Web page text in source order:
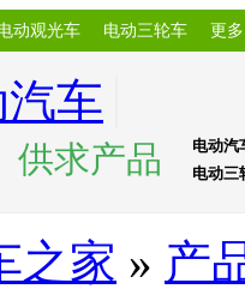
动观光车 电动三轮车 更多
车
供求产品
电动汽
电动三
之家 » 产